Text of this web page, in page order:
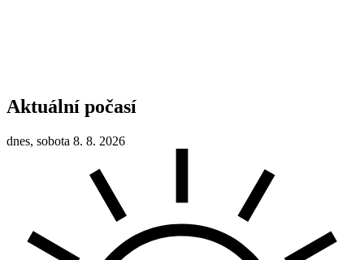
Aktuální počasí
dnes, sobota 8. 8. 2026